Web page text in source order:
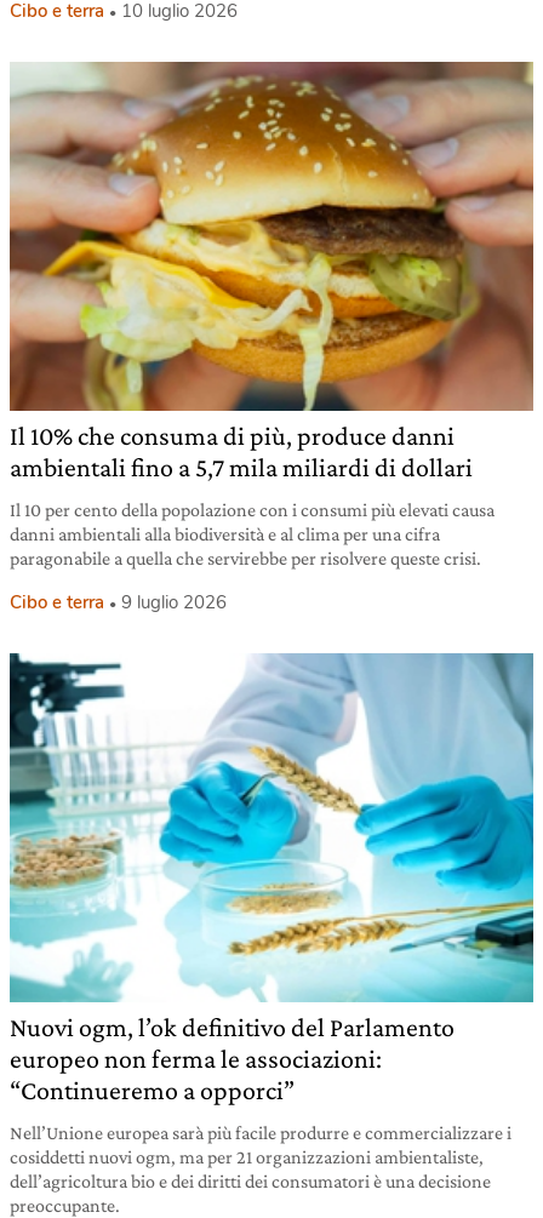
Cibo e terra 10 luglio 2026
Il 10% che consuma di più, produce danni
ambientali fino a 5,7 mila miliardi di dollari
Il 10 per cento della popolazione con i consumi più elevati causa
danni ambientali alla biodiversità e al clima per una cifra
paragonabile a quella che servirebbe per risolvere queste crisi.
Cibo e terra 9 luglio 2026
Nuovi ogm, l’ok definitivo del Parlamento
europeo non ferma le associazioni:
“Continueremo a opporci”
Nell’Unione europea sarà più facile produrre e commercializzare i
cosiddetti nuovi ogm, ma per 21 organizzazioni ambientaliste,
dell’agricoltura bio e dei diritti dei consumatori è una decisione
preoccupante.